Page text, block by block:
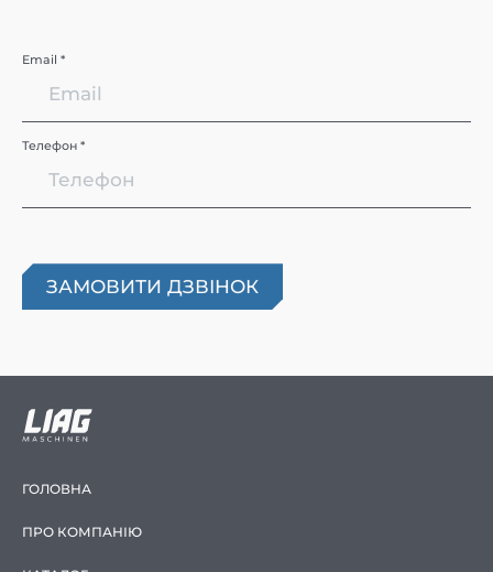
Email *
Телефон *
ГОЛОВНА
ПРО КОМПАНІЮ